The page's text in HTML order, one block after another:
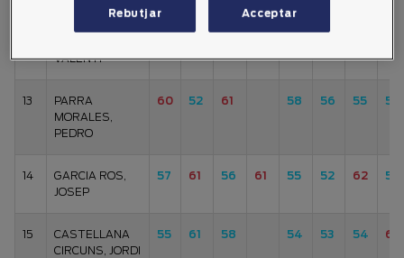
VALENTI
13
PARRA
MORALES,
PEDRO
60 52 61 58 56 55 57
14
GARCIA ROS,
JOSEP
57 61 56 61 55 52 62 57
15
CASTELLANA
CIRCUNS, JORDI
55 61 58 54 53 54 63
Rebutjar Acceptar